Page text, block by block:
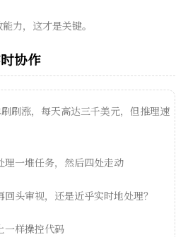
力，这才是关键。
协作
刷涨，每天高达三千美元，但推理速
理一堆任务，然后四处走动
头审视，还是近乎实时地处理？
一样操控代码